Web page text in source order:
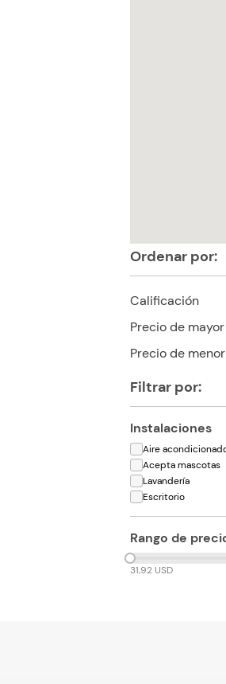
Ordenar por:
Calificación
Precio de
Precio de
Filtrar por:
Instalaciones
Aire
Acepta mascotas
Lavandería
Escritorio
Rango de
31,92 USD